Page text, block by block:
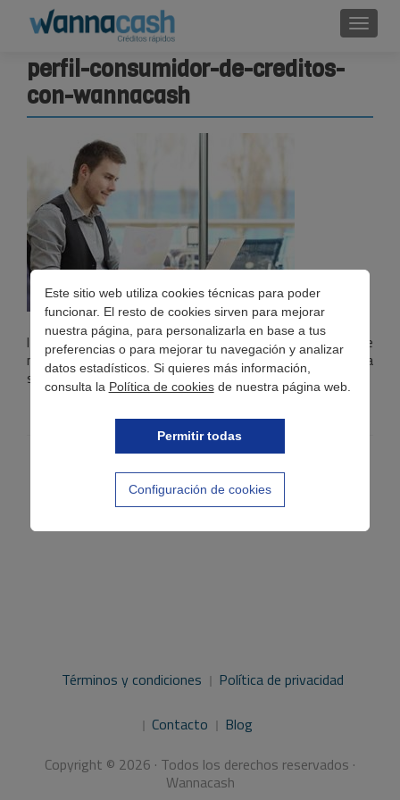
Este sitio web utiliza cookies técnicas para poder
funcionar. El resto de cookies sirven para mejorar
nuestra página, para personalizarla en base a tus
preferencias o para mejorar tu navegación y analizar
datos estadísticos. Si quieres más información,
consulta la Política de cookiesde nuestra página web.
Permitir todas
Configuración de cookies
perfil-consumidor-de-creditos-
con-wannacash
l usuario más habitual de préstamos es un varón de
mediana edad, asalariado, soltero y con una renta
superior a los 1.300 euros
Términos y condiciones Política de privacidad
Contacto
Blog
Copyright © 2026 · Todos los derechos reservados ·
Wannacash